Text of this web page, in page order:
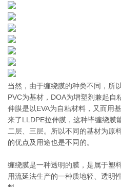
当然，由于缠绕膜的种类不同，所
PVC为基材，DOA为增塑剂兼起自
伸膜是以EVA为自粘材料，又而用
来了LLDPE拉伸膜，这种毕缠绕膜
二层、三层。所以不同的基材为原
的优点及用途也是不同的。
缠绕膜是一种透明的膜，是属于塑
用流延法生产的一种质地轻、透明